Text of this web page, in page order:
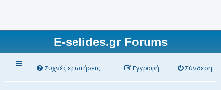
E-selides.gr Forums
Συχνές ερωτήσεις Σύνδεση
Εγγραφή